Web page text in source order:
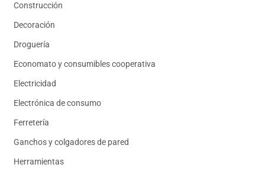
Construcción
Decoración
Droguería
Economato y consumibles cooperativa
Electricidad
Electrónica de consumo
Ferretería
Ganchos y colgadores de pared
Herramientas